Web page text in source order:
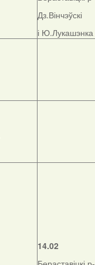
Дз.Вінчэўскі
і Ю.Лукашэнка
14.02